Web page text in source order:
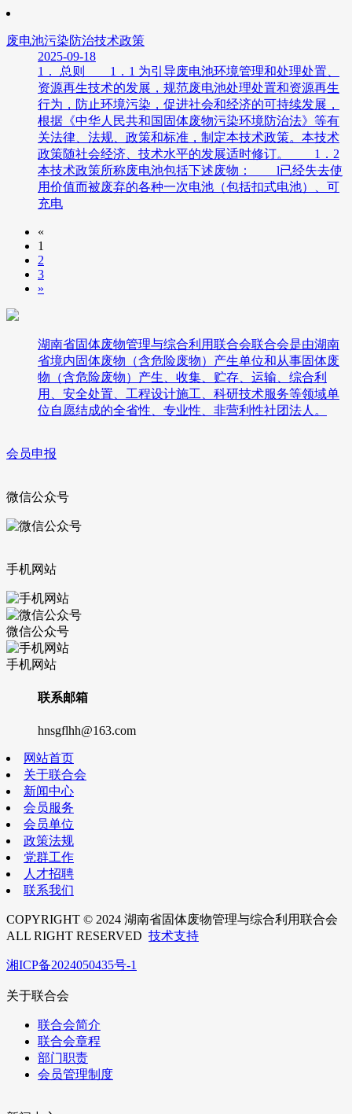
废电池污染防治技术政策
2025-09-18
1． 总则 1．1 为引导废电池环境管理和处理处置、
资源再生技术的发展，规范废电池处理处置和资源再生
行为，防止环境污染，促进社会和经济的可持续发展，
根据《中华人民共和国固体废物污染环境防治法》等有
关法律、法规、政策和标准，制定本技术政策。本技术
政策随社会经济、技术水平的发展适时修订。 1．2
本技术政策所称废电池包括下述废物： l已经失去使
用价值而被废弃的各种一次电池（包括扣式电池）、可
充电
«
1
2
3
»
湖南省固体废物管理与综合利用联合会联合会是由湖南
省境内固体废物（含危险废物）产生单位和从事固体废
物（含危险废物）产生、收集、贮存、运输、综合利
用、安全处置、工程设计施工、科研技术服务等领域单
位自愿结成的全省性、专业性、非营利性社团法人。
会员申报
微信公众号
手机网站
微信公众号
手机网站
联系邮箱
hnsgflhh@163.com
网站首页
关于联合会
新闻中心
会员服务
会员单位
政策法规
党群工作
人才招聘
联系我们
COPYRIGHT © 2024 湖南省固体废物管理与综合利用联合会
ALL RIGHT RESERVED 技术支持
湘ICP备2024050435号-1
关于联合会
联合会简介
联合会章程
部门职责
会员管理制度